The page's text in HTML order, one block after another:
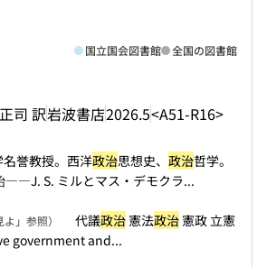
司 訳岩波書店2026.5<A51-R16>
国立国会図書館 全国の図書館
誉教授。西洋政治思想史、 政治哲学。
――J. S. ミルとマス・デモクラ...
」参照） 代議政治 憲法政治 憲政 立憲
government and...